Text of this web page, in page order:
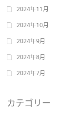
2024年11月
2024年10月
2024年9月
2024年8月
2024年7月
カテゴリー